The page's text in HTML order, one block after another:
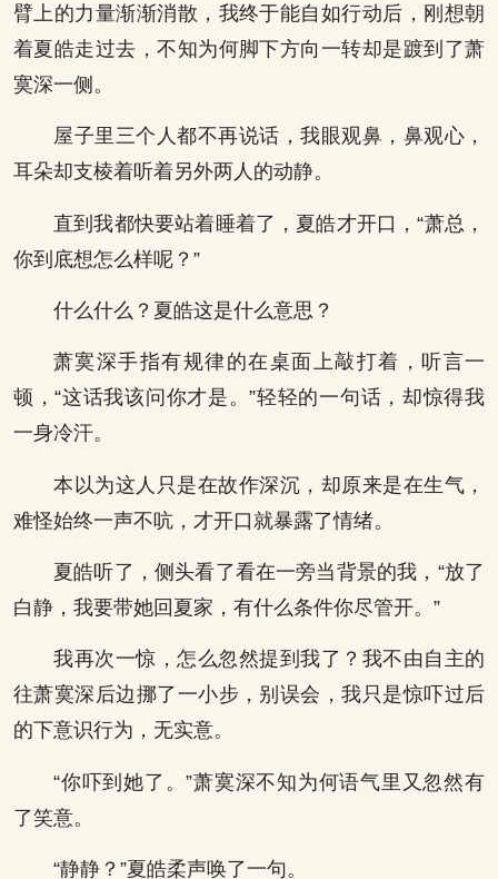
臂上的力量渐渐消散，我终于能自如行动后，刚想朝
着夏皓走过去，不知为何脚下方向一转却是踱到了萧
寞深一侧。
屋子里三个人都不再说话，我眼观鼻，鼻观心，
耳朵却支棱着听着另外两人的动静。
直到我都快要站着睡着了，夏皓才开口，“萧总，
你到底想怎么样呢？”
什么什么？夏皓这是什么意思？
萧寞深手指有规律的在桌面上敲打着，听言一
顿，“这话我该问你才是。”轻轻的一句话，却惊得我
一身冷汗。
本以为这人只是在故作深沉，却原来是在生气，
难怪始终一声不吭，才开口就暴露了情绪。
夏皓听了，侧头看了看在一旁当背景的我，“放了
白静，我要带她回夏家，有什么条件你尽管开。”
我再次一惊，怎么忽然提到我了？我不由自主的
往萧寞深后边挪了一小步，别误会，我只是惊吓过后
的下意识行为，无实意。
“你吓到她了。”萧寞深不知为何语气里又忽然有
了笑意。
“静静？”夏皓柔声唤了一句。